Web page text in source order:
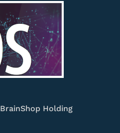
Holding